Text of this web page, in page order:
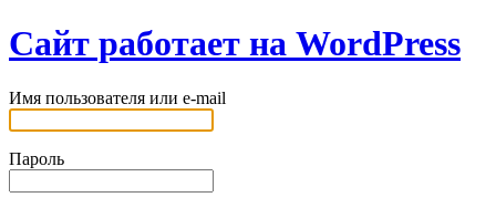
Сайт работает на WordPress
Имя пользователя или e-mail
Пароль